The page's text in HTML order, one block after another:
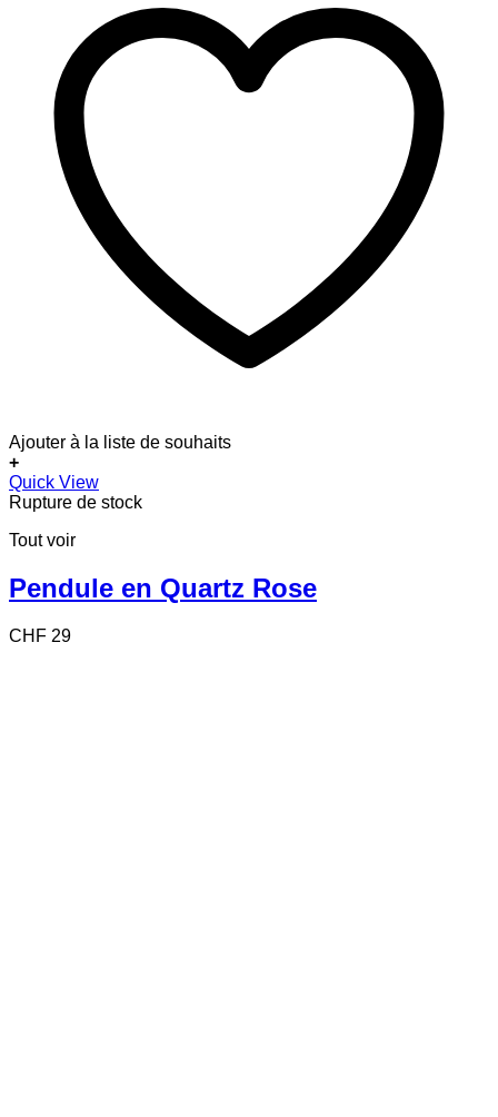
Ajouter à la liste de souhaits
+
Quick View
Rupture de stock
Tout voir
Pendule en Quartz Rose
CHF 29